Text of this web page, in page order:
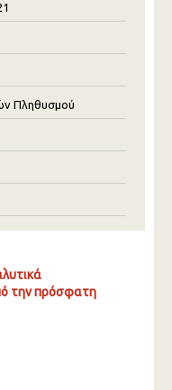
Πληθυσμού
την πρόσφατη